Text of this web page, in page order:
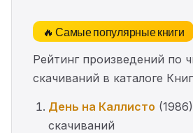
🔥 Самые популярные книги
Рейтинг произведений по
скачиваний в каталоге
День на Каллисто
скачиваний